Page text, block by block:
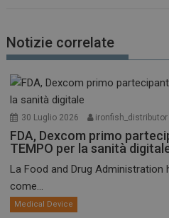
Notizie correlate
30 Luglio 2026 ironfish_distributor
FDA, Dexcom primo
TEMPO per la sanità
La Food and Drug Administration
come...
Medical Device